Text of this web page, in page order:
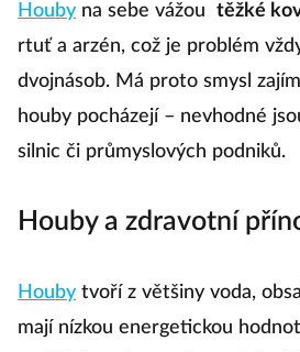
Houby na sebe vážou těžké
rtuť a arzén, což je problém
dvojnásob. Má proto smysl
houby pocházejí – nevhodné
silnic či průmyslových podniků.
Houby a zdravotní
Houby tvoří z většiny voda,
mají nízkou energetickou